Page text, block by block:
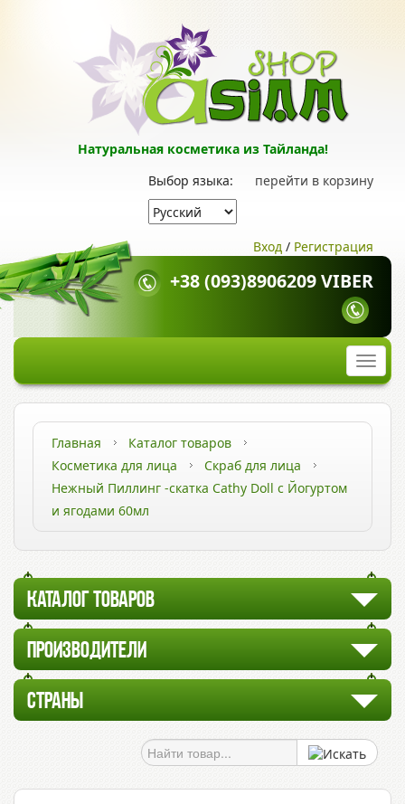
Натуральная косметика из Тайланда!
перейти в корзину
Выбор языка:
Вход / Регистрация
+38 (093)8906209 VIBER
Главная
Каталог товаров
Косметика для лица
Скраб для лица
Нежный Пиллинг -скатка Cathy Doll с Йогуртом
и ягодами 60мл
КАТАЛОГ ТОВАРОВ
ПРОИЗВОДИТЕЛИ
СТРАНЫ